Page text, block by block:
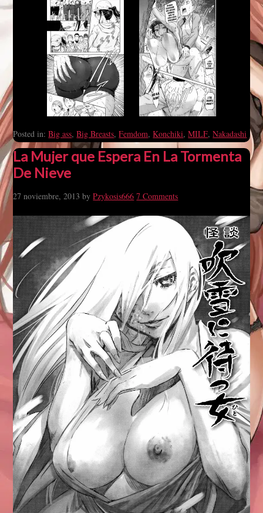
Posted in:Big ass,Big Breasts,Femdom,Konchiki,MILF,Nakadashi
La Mujer que Espera En La Tormenta
De Nieve
27 noviembre, 2013 byPzykosis666 7 Comments